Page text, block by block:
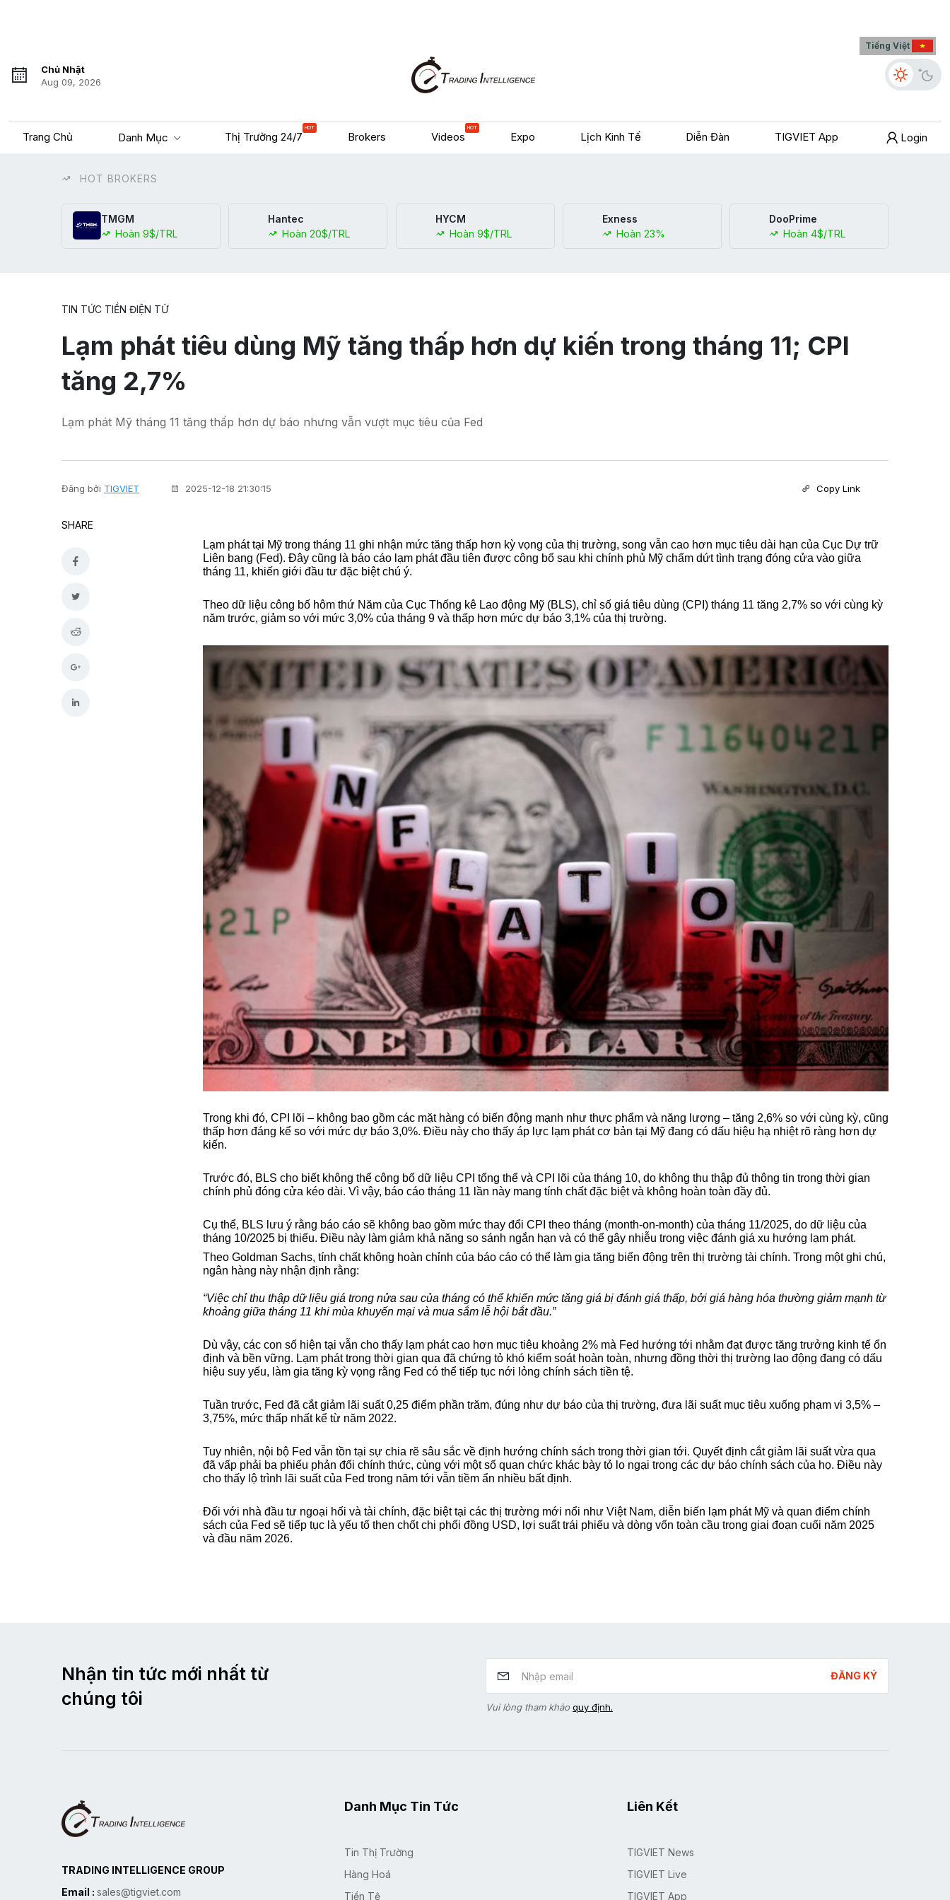
Tiếng Việt
Chủ Nhật
Aug 09, 2026
Trang Chủ Danh Mục Thị Trường 24/7
HOT
Brokers Videos
HOT
Expo Lịch Kinh Tế Diễn Đàn TIGVIET App Login
HOT BROKERS
TMGM
Hoàn 9$/TRL
Hantec
Hoàn 20$/TRL
HYCM
Hoàn 9$/TRL
Exness
Hoàn 23%
DooPrime
Hoàn 4$/TRL
TIN TỨC TIỀN ĐIỆN TỬ
Lạm phát tiêu dùng Mỹ tăng thấp hơn dự kiến trong tháng 11; CPI
tăng 2,7%
Lạm phát Mỹ tháng 11 tăng thấp hơn dự báo nhưng vẫn vượt mục tiêu của Fed
Đăng bởi TIGVIET 2025-12-18 21:30:15 Copy Link
SHARE
Lạm phát tại Mỹ trong tháng 11 ghi nhận mức tăng thấp hơn kỳ vọng của thị trường, song vẫn cao hơn mục tiêu dài hạn của Cục Dự trữ
Liên bang (Fed). Đây cũng là báo cáo lạm phát đầu tiên được công bố sau khi chính phủ Mỹ chấm dứt tình trạng đóng cửa vào giữa
tháng 11, khiến giới đầu tư đặc biệt chú ý.
Theo dữ liệu công bố hôm thứ Năm của Cục Thống kê Lao động Mỹ (BLS), chỉ số giá tiêu dùng (CPI) tháng 11 tăng 2,7% so với cùng kỳ
năm trước, giảm so với mức 3,0% của tháng 9 và thấp hơn mức dự báo 3,1% của thị trường.
Trong khi đó, CPI lõi – không bao gồm các mặt hàng có biến động mạnh như thực phẩm và năng lượng – tăng 2,6% so với cùng kỳ, cũng
thấp hơn đáng kể so với mức dự báo 3,0%. Điều này cho thấy áp lực lạm phát cơ bản tại Mỹ đang có dấu hiệu hạ nhiệt rõ ràng hơn dự
kiến.
Trước đó, BLS cho biết không thể công bố dữ liệu CPI tổng thể và CPI lõi của tháng 10, do không thu thập đủ thông tin trong thời gian
chính phủ đóng cửa kéo dài. Vì vậy, báo cáo tháng 11 lần này mang tính chất đặc biệt và không hoàn toàn đầy đủ.
Cụ thể, BLS lưu ý rằng báo cáo sẽ không bao gồm mức thay đổi CPI theo tháng (month-on-month) của tháng 11/2025, do dữ liệu của
tháng 10/2025 bị thiếu. Điều này làm giảm khả năng so sánh ngắn hạn và có thể gây nhiễu trong việc đánh giá xu hướng lạm phát.
Theo Goldman Sachs, tính chất không hoàn chỉnh của báo cáo có thể làm gia tăng biến động trên thị trường tài chính. Trong một ghi chú,
ngân hàng này nhận định rằng:
“Việc chỉ thu thập dữ liệu giá trong nửa sau của tháng có thể khiến mức tăng giá bị đánh giá thấp, bởi giá hàng hóa thường giảm mạnh từ
khoảng giữa tháng 11 khi mùa khuyến mại và mua sắm lễ hội bắt đầu.”
Dù vậy, các con số hiện tại vẫn cho thấy lạm phát cao hơn mục tiêu khoảng 2% mà Fed hướng tới nhằm đạt được tăng trưởng kinh tế ổn
định và bền vững. Lạm phát trong thời gian qua đã chứng tỏ khó kiểm soát hoàn toàn, nhưng đồng thời thị trường lao động đang có dấu
hiệu suy yếu, làm gia tăng kỳ vọng rằng Fed có thể tiếp tục nới lỏng chính sách tiền tệ.
Tuần trước, Fed đã cắt giảm lãi suất 0,25 điểm phần trăm, đúng như dự báo của thị trường, đưa lãi suất mục tiêu xuống phạm vi 3,5% –
3,75%, mức thấp nhất kể từ năm 2022.
Tuy nhiên, nội bộ Fed vẫn tồn tại sự chia rẽ sâu sắc về định hướng chính sách trong thời gian tới. Quyết định cắt giảm lãi suất vừa qua
đã vấp phải ba phiếu phản đối chính thức, cùng với một số quan chức khác bày tỏ lo ngại trong các dự báo chính sách của họ. Điều này
cho thấy lộ trình lãi suất của Fed trong năm tới vẫn tiềm ẩn nhiều bất định.
Đối với nhà đầu tư ngoại hối và tài chính, đặc biệt tại các thị trường mới nổi như Việt Nam, diễn biến lạm phát Mỹ và quan điểm chính
sách của Fed sẽ tiếp tục là yếu tố then chốt chi phối đồng USD, lợi suất trái phiếu và dòng vốn toàn cầu trong giai đoạn cuối năm 2025
và đầu năm 2026.
Nhận tin tức mới nhất từ
chúng tôi
ĐĂNG KÝ
Vui lòng tham khảo quy định.
TRADING INTELLIGENCE GROUP
Email : sales@tigviet.com
Danh Mục Tin Tức
Tin Thị Trường
Hàng Hoá
Tiền Tệ
Liên Kết
TIGVIET News
TIGVIET Live
TIGVIET App